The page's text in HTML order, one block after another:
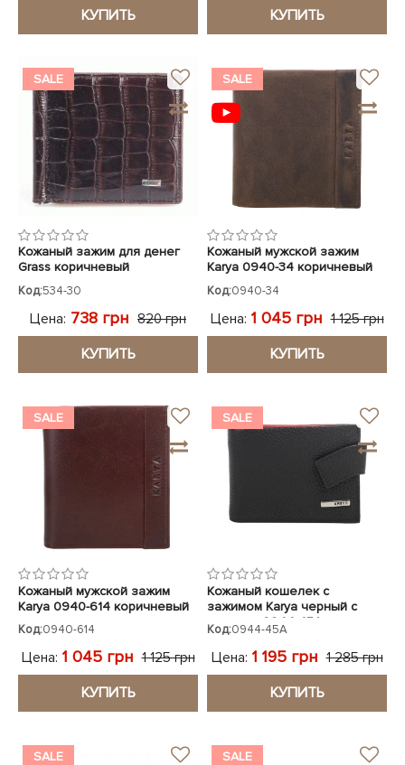
КУПИТЬ КУПИТЬ
SALE
Кожаный зажим для денег
Grass коричневый
Код:534-30
Цена: 738 грн 820 грн
КУПИТЬ
SALE
Кожаный мужской зажим
Karya 0940-34 коричневый
Код:0940-34
Цена: 1 045 грн 1 125 грн
КУПИТЬ
SALE
Кожаный мужской зажим
Karya 0940-614 коричневый
Код:0940-614
Цена: 1 045 грн 1 125 грн
КУПИТЬ
SALE
Кожаный кошелек с
зажимом Karya черный с
красным 0944-45A
Код:0944-45A
Цена: 1 195 грн 1 285 грн
КУПИТЬ
SALE SALE